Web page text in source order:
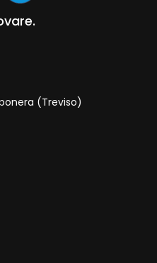
(Treviso)